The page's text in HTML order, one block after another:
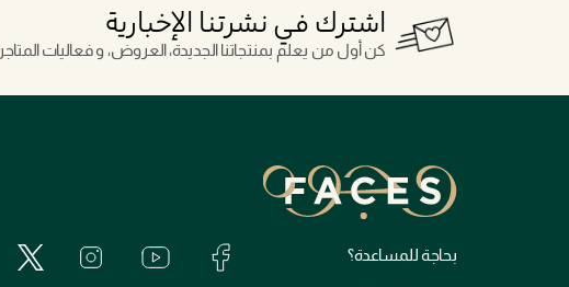
اشترك في نشرتنا الإخبارية
كن أول من يعلم بمنتجاتنا الجديدة، العروض، و فعاليات المتاجر.
بحاجة للمساعدة؟